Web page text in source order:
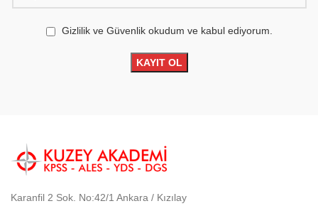
Gizlilik ve Güvenlik okudum ve kabul ediyorum.
Karanfil 2 Sok. No:42/1 Ankara / Kızılay